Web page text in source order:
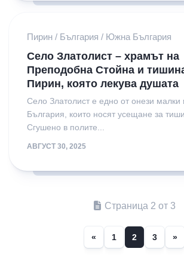
Пирин / България / Южна България
Село Златолист – храмът на
Преподобна Стойна и
Пирин, която лекува душата
Село Златолист е едно от онези малки
България, които носят усещане за
Сгушено в полите...
АВГУСТ 30, 2025
Страница 2 от 3
« 1 2 3 »